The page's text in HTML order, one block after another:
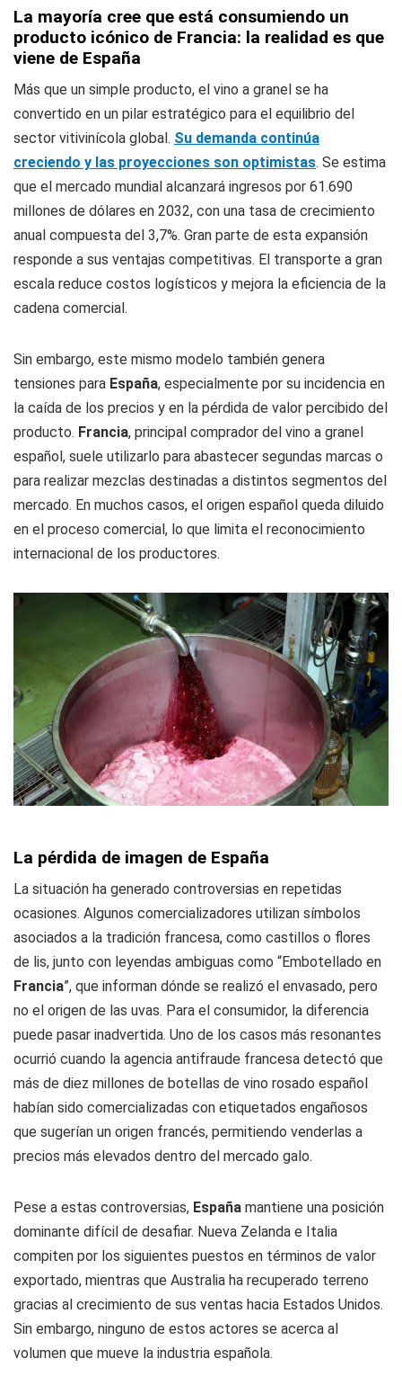
La mayoría cree que está consumiendo un
producto icónico de Francia: la realidad es que
viene de España
Más que un simple producto, el vino a granel se ha
convertido en un pilar estratégico para el equilibrio del
sector vitivinícola global. Su demanda continúa
creciendo y las proyecciones son optimistas. Se estima
que el mercado mundial alcanzará ingresos por 61.690
millones de dólares en 2032, con una tasa de crecimiento
anual compuesta del 3,7%. Gran parte de esta expansión
responde a sus ventajas competitivas. El transporte a gran
escala reduce costos logísticos y mejora la eficiencia de la
cadena comercial.
Sin embargo, este mismo modelo también genera
tensiones para España, especialmente por su incidencia en
la caída de los precios y en la pérdida de valor percibido del
producto. Francia, principal comprador del vino a granel
español, suele utilizarlo para abastecer segundas marcas o
para realizar mezclas destinadas a distintos segmentos del
mercado. En muchos casos, el origen español queda diluido
en el proceso comercial, lo que limita el reconocimiento
internacional de los productores.
La pérdida de imagen de España
La situación ha generado controversias en repetidas
ocasiones. Algunos comercializadores utilizan símbolos
asociados a la tradición francesa, como castillos o flores
de lis, junto con leyendas ambiguas como “Embotellado en
Francia”, que informan dónde se realizó el envasado, pero
no el origen de las uvas. Para el consumidor, la diferencia
puede pasar inadvertida. Uno de los casos más resonantes
ocurrió cuando la agencia antifraude francesa detectó que
más de diez millones de botellas de vino rosado español
habían sido comercializadas con etiquetados engañosos
que sugerían un origen francés, permitiendo venderlas a
precios más elevados dentro del mercado galo.
Pese a estas controversias, España mantiene una posición
dominante difícil de desafiar. Nueva Zelanda e Italia
compiten por los siguientes puestos en términos de valor
exportado, mientras que Australia ha recuperado terreno
gracias al crecimiento de sus ventas hacia Estados Unidos.
Sin embargo, ninguno de estos actores se acerca al
volumen que mueve la industria española.